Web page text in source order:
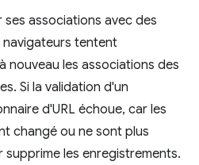
associations avec des
navigateurs tentent
nouveau les associations des
Si la validation d'un
d'URL échoue, car les
changé ou ne sont plus
supprime les enregistrements.